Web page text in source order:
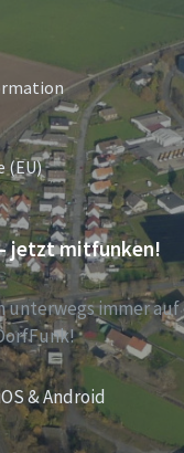
(EU)
jetzt mitfunken!
unterwegs immer auf
& Android